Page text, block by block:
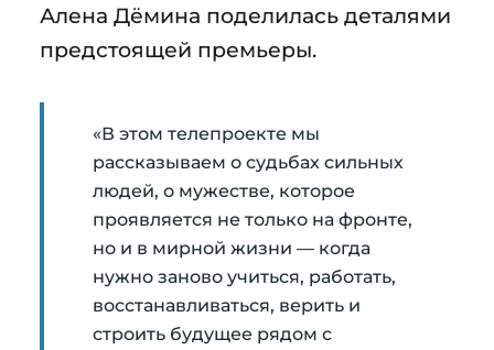
Алена Дёмина поделилась деталями
предстоящей премьеры.
«В этом телепроекте мы
рассказываем о судьбах сильных
людей, о мужестве, которое
проявляется не только на фронте,
но и в мирной жизни — когда
нужно заново учиться, работать,
восстанавливаться, верить и
строить будущее рядом с